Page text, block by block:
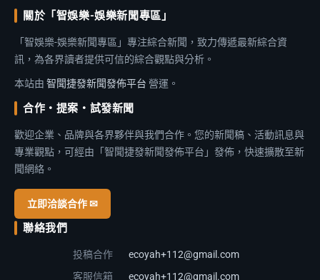
關於「智娛樂-娛樂新聞專區」
「智娛樂-娛樂新聞專區」專注綜合新聞，致力傳遞最新綜合資
訊，為各界讀者提供可信的綜合觀點與分析。
本站由 智聞捷發新聞發佈平台 營運。
合作・提案・試發新聞
歡迎企業、品牌與各界夥伴與我們合作。您的新聞稿、活動訊息與
專業觀點，可經由「智聞捷發新聞發佈平台」發佈，快速擴散至新
聞網絡。
立即洽談合作 ✉
聯絡我們
投稿合作
ecoyah+112@gmail.com
客服信箱
ecoyah+112@gmail.com